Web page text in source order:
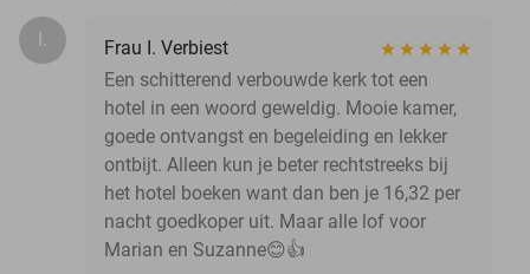
I.
Frau I. Verbiest
Een schitterend verbouwde kerk tot een
hotel in een woord geweldig. Mooie kamer,
goede ontvangst en begeleiding en lekker
ontbijt. Alleen kun je beter rechtstreeks bij
het hotel boeken want dan ben je 16,32 per
nacht goedkoper uit. Maar alle lof voor
Marian en Suzanne😊👍